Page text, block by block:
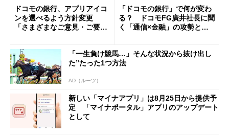
ドコモの銀行、アプリアイコ
ンを選べるよう方針変更
「さまざまなご意見・ご要望
「ドコモの銀行」で何が変わ
る？ ドコモFG廣井社長に聞
く「通信×金融」の攻勢とグ
「一生負け競馬…」そんな状況から抜け出し
た”たった1つ方法
AD（ルーツ）
新しい「マイナアプリ」は8月25日から提供予
定 「マイナポータル」アプリのアップデート
として